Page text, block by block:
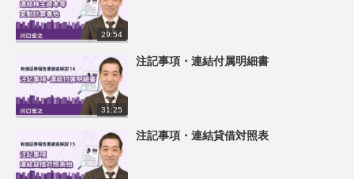
29:54
31:25
注記事項・連結付属明細書
注記事項・連結貸借対照表